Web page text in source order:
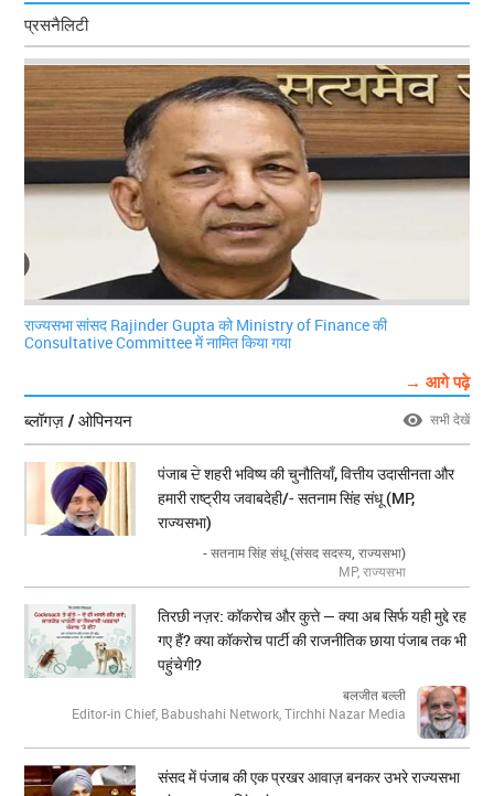
प्रसनैलिटी
राज्यसभा सांसद Rajinder Gupta को Ministry of Finance की
Consultative Committee में नामित किया गया
→ आगे पढ़े
ब्लॉगज़ / ओपिनयन
सभी देखें
पंजाब ਦੇ शहरी भविष्य की चुनौतियाँ, वित्तीय उदासीनता और
हमारी राष्ट्रीय जवाबदेही/- सतनाम सिंह संधू (MP,
राज्यसभा)
- सतनाम सिंह संधू (संसद सदस्य, राज्यसभा)
MP, राज्यसभा
तिरछी नज़र: कॉकरोच और कुत्ते — क्या अब सिर्फ यही मुद्दे रह
गए हैं? क्या कॉकरोच पार्टी की राजनीतिक छाया पंजाब तक भी
पहुंचेगी?
बलजीत बल्ली
Editor-in Chief, Babushahi Network, Tirchhi Nazar Media
संसद में पंजाब की एक प्रखर आवाज़ बनकर उभरे राज्यसभा